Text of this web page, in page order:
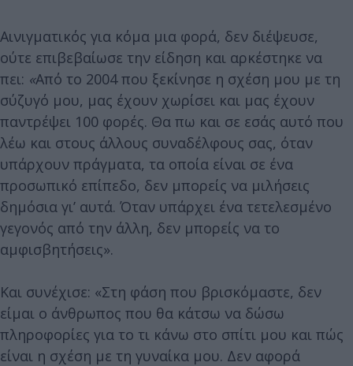
Αινιγματικός για κόμα μια φορά, δεν διέψευσε,
ούτε επιβεβαίωσε την είδηση και αρκέστηκε να
πει: «Από το 2004 που ξεκίνησε η σχέση μου με τη
σύζυγό μου, μας έχουν χωρίσει και μας έχουν
παντρέψει 100 φορές. Θα πω και σε εσάς αυτό που
λέω και στους άλλους συναδέλφους σας, όταν
υπάρχουν πράγματα, τα οποία είναι σε ένα
προσωπικό επίπεδο, δεν μπορείς να μιλήσεις
δημόσια γι’ αυτά. Όταν υπάρχει ένα τετελεσμένο
γεγονός από την άλλη, δεν μπορείς να το
αμφισβητήσεις».
Και συνέχισε: «Στη φάση που βρισκόμαστε, δεν
είμαι ο άνθρωπος που θα κάτσω να δώσω
πληροφορίες για το τι κάνω στο σπίτι μου και πώς
είναι η σχέση με τη γυναίκα μου. Δεν αφορά